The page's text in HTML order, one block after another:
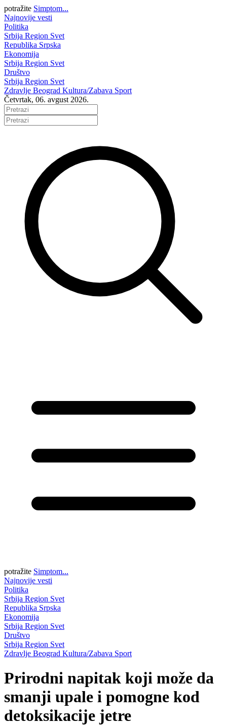
potražite Simptom...
Najnovije vesti
Politika
Srbija Region Svet
Republika Srpska
Ekonomija
Srbija Region Svet
Društvo
Srbija Region Svet
Zdravlje Beograd Kultura/Zabava Sport
Četvrtak, 06. avgust 2026.
potražite Simptom...
Najnovije vesti
Politika
Srbija Region Svet
Republika Srpska
Ekonomija
Srbija Region Svet
Društvo
Srbija Region Svet
Zdravlje Beograd Kultura/Zabava Sport
Prirodni napitak koji može da
smanji upale i pomogne kod
detoksikacije jetre